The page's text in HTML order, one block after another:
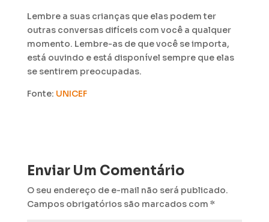
Lembre a suas crianças que elas podem ter
outras conversas difíceis com você a qualquer
momento. Lembre-as de que você se importa,
está ouvindo e está disponível sempre que elas
se sentirem preocupadas.
Fonte: UNICEF
Enviar Um Comentário
O seu endereço de e-mail não será publicado.
Campos obrigatórios são marcados com *